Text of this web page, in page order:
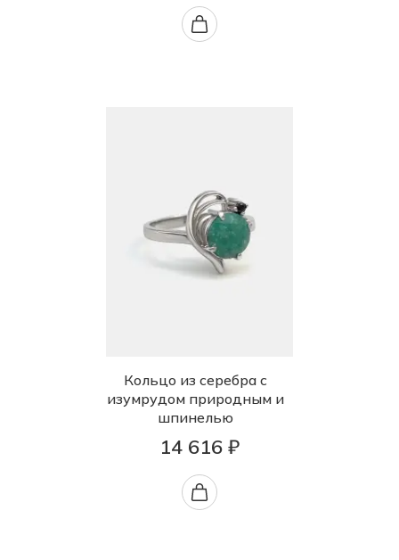
Кольцо из серебра с
изумрудом природным и
шпинелью
14 616 ₽